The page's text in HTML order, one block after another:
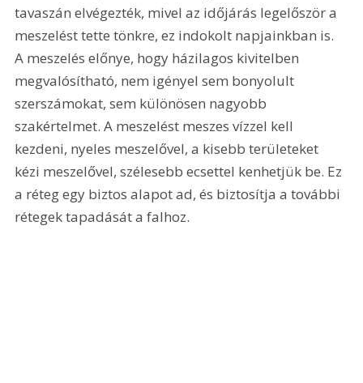
tavaszán elvégezték, mivel az időjárás legelőször a
meszelést tette tönkre, ez indokolt napjainkban is.
A meszelés előnye, hogy házilagos kivitelben
megvalósítható, nem igényel sem bonyolult
szerszámokat, sem különösen nagyobb
szakértelmet. A meszelést meszes vízzel kell
kezdeni, nyeles meszelővel, a kisebb területeket
kézi meszelővel, szélesebb ecsettel kenhetjük be. Ez
a réteg egy biztos alapot ad, és biztosítja a további
rétegek tapadását a falhoz.